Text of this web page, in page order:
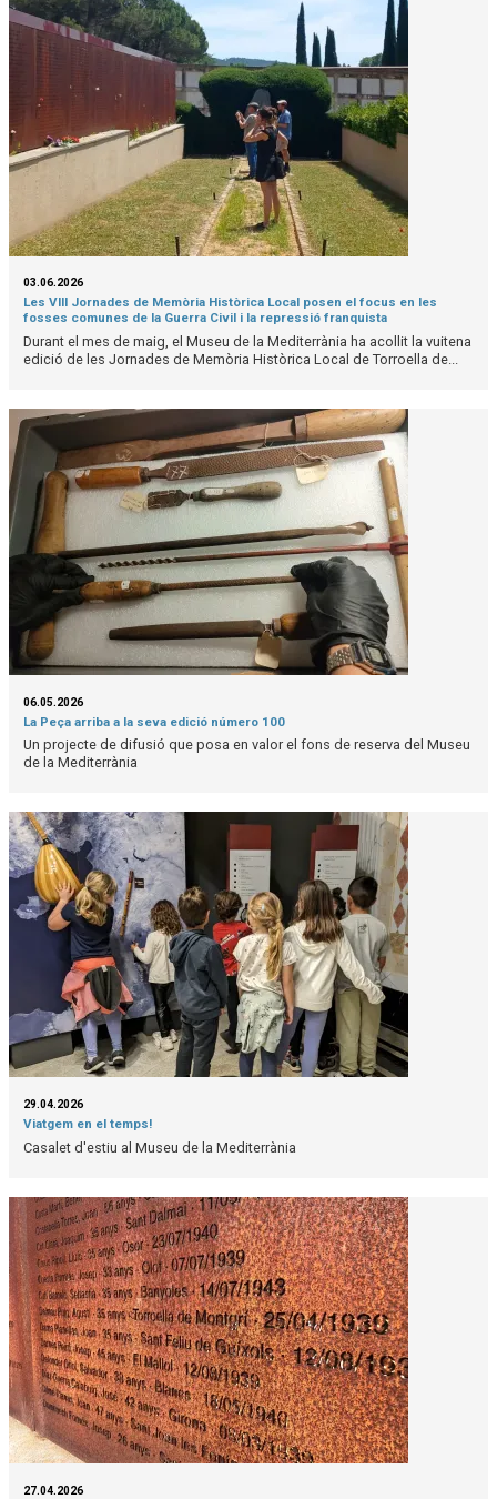
03.06.2026
Les VIII Jornades de Memòria Històrica Local posen el focus en les
fosses comunes de la Guerra Civil i la repressió franquista
Durant el mes de maig, el Museu de la Mediterrània ha acollit la vuitena
edició de les Jornades de Memòria Històrica Local de Torroella de...
06.05.2026
La Peça arriba a la seva edició número 100
Un projecte de difusió que posa en valor el fons de reserva del Museu
de la Mediterrània
29.04.2026
Viatgem en el temps!
Casalet d'estiu al Museu de la Mediterrània
27.04.2026